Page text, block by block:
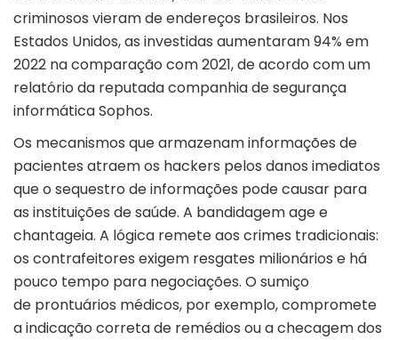
criminosos vieram de endereços brasileiros. Nos
Estados Unidos, as investidas aumentaram 94% em
2022 na comparação com 2021, de acordo com um
relatório da reputada companhia de segurança
informática Sophos.
Os mecanismos que armazenam informações de
pacientes atraem os hackers pelos danos imediatos
que o sequestro de informações pode causar para
as instituições de saúde. A bandidagem age e
chantageia. A lógica remete aos crimes tradicionais:
os contrafeitores exigem resgates milionários e há
pouco tempo para negociações. O sumiço
de prontuários médicos, por exemplo, compromete
a indicação correta de remédios ou a checagem dos